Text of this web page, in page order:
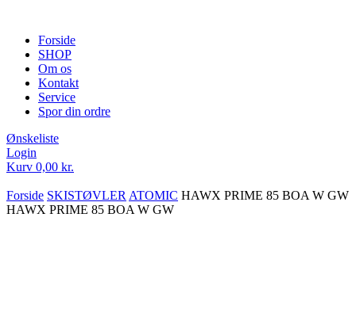
Forside
SHOP
Om os
Kontakt
Service
Spor din ordre
Ønskeliste
Login
Kurv 0,00 kr.
Forside SKISTØVLER ATOMIC HAWX PRIME 85 BOA W GW
HAWX PRIME 85 BOA W GW